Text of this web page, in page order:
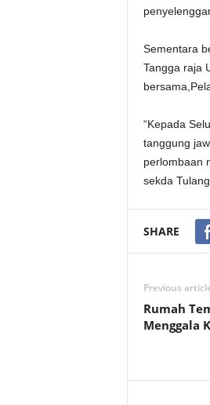
Sementara
Tangga raja
“Kepada
tanggung
perlombaan
sekda
SHARE
Previous
Rumah
Menggala